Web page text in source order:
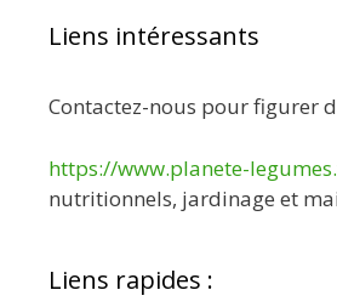
Liens intéressants
Contactez-nous pour figurer
https://www.planete-
nutritionnels, jardinage et
Liens rapides :